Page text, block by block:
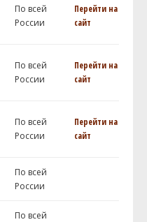
По всей
России
Перейти на
сайт
По всей
России
Перейти на
сайт
По всей
России
Перейти на
сайт
По всей
России
По всей